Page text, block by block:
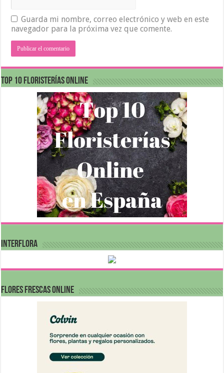
Guarda mi nombre, correo electrónico y web en este
navegador para la próxima vez que comente.
Top 10 Floristerías Online
INTERFLORA
FLORES FRESCAS ONLINE